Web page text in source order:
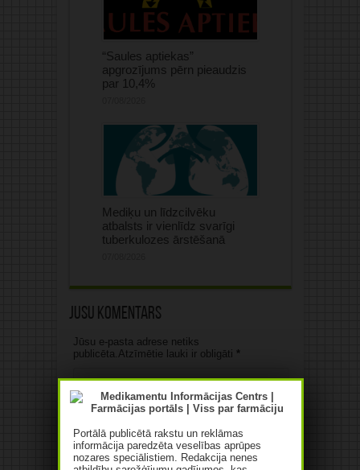
“Saules aptiekas”
apgrozījums pērn pieaudzis
par 10,4%
Mediķu un līdzcilvēku
atbalsts ir vienlīdz svarīgi
tuberkulozes ārstēšanā
Jūsu komentārs
Jūsu e-pasta adrese netiks
publicēta.Atzīmētie lauki ir obligāti *
Portālā publicētā rakstu un reklāmas
informācija paredzēta veselības aprūpes
nozares speciālistiem. Redakcija nenes